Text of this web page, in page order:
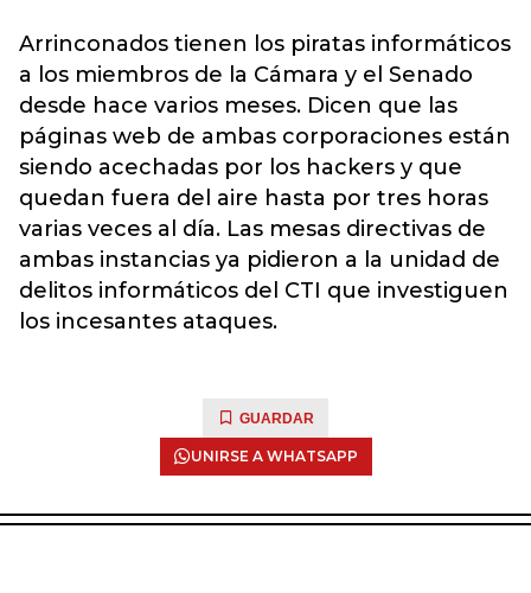
Arrinconados tienen los piratas informáticos
a los miembros de la Cámara y el Senado
desde hace varios meses. Dicen que las
páginas web de ambas corporaciones están
siendo acechadas por los hackers y que
quedan fuera del aire hasta por tres horas
varias veces al día. Las mesas directivas de
ambas instancias ya pidieron a la unidad de
delitos informáticos del CTI que investiguen
los incesantes ataques.
GUARDAR
UNIRSE A WHATSAPP